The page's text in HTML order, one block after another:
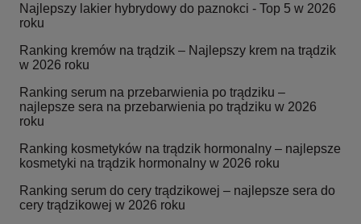
Najlepszy lakier hybrydowy do paznokci - Top 5 w 2026
roku
Ranking kremów na trądzik – Najlepszy krem na trądzik
w 2026 roku
Ranking serum na przebarwienia po trądziku –
najlepsze sera na przebarwienia po trądziku w 2026
roku
Ranking kosmetyków na trądzik hormonalny – najlepsze
kosmetyki na trądzik hormonalny w 2026 roku
Ranking serum do cery trądzikowej – najlepsze sera do
cery trądzikowej w 2026 roku